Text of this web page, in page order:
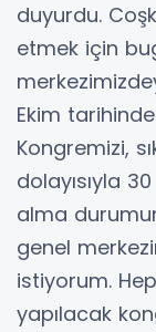
duyurdu.
etmek için
Ekim
Kongremizi,
dolayısıyla
alma
genel
istiyorum.
yapılacak